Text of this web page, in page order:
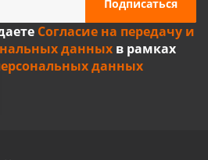
Согласие на передачу и
данныхв рамках
данных